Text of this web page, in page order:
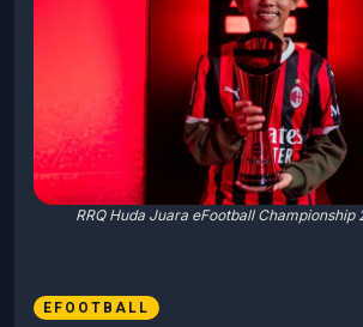
RRQ Huda Juara eFootball Championship
EFOOTBALL